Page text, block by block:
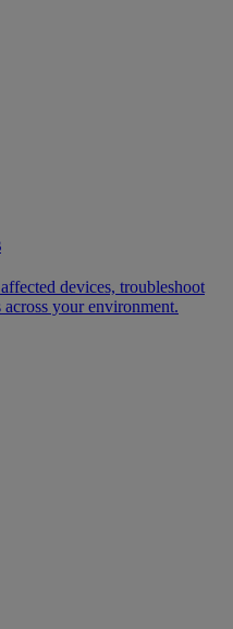
devices, troubleshoot
your environment.